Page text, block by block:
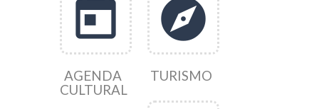
today
AGENDA
CULTURAL
explore
TURISMO